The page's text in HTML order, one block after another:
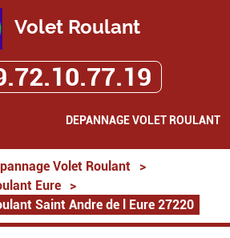
Volet Roulant
DEPANNAGE VOLET ROULANT
Volet Roulant
>
Eure
>
Saint Andre de l Eure 27220